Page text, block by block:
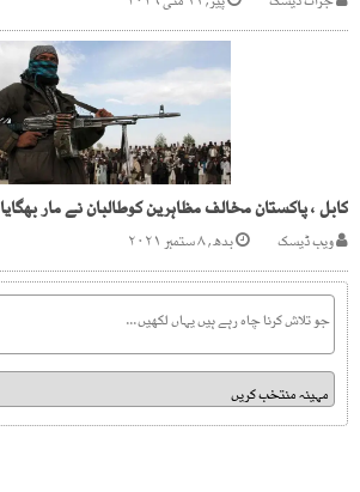
کابل ، پاکستان مخالف مظاہرین کوطالبان نے مار بھگایا
ویب ڈیسک بدھ, ۸ ستمبر ۲۰۲۱